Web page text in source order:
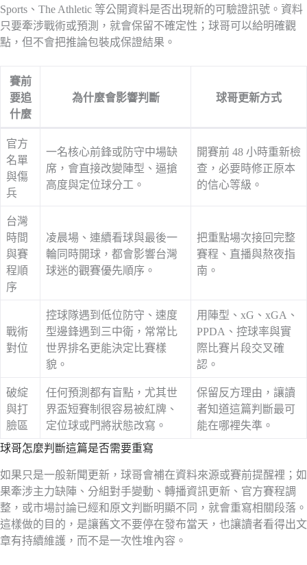
Sports、The Athletic 等公開資料是否出現新的可驗證訊號。資料
只要牽涉戰術或預測，就會保留不確定性；球哥可以給明確觀
點，但不會把推論包裝成保證結果。
賽前
要追
什麼
為什麼會影響判斷 球哥更新方式
官方
名單
與傷
兵
一名核心前鋒或防守中場缺
席，會直接改變陣型、逼搶
高度與定位球分工。
開賽前 48 小時重新檢
查，必要時修正原本
的信心等級。
台灣
時間
與賽
程順
序
凌晨場、連續看球與最後一
輪同時開球，都會影響台灣
球迷的觀賽優先順序。
把重點場次接回完整
賽程、直播與熬夜指
南。
戰術
對位
控球隊遇到低位防守、速度
型邊鋒遇到三中衛，常常比
世界排名更能決定比賽樣
貌。
用陣型、xG、xGA、
PPDA、控球率與實
際比賽片段交叉確
認。
破綻
與打
臉區
任何預測都有盲點，尤其世
界盃短賽制很容易被紅牌、
定位球或門將狀態改寫。
保留反方理由，讓讀
者知道這篇判斷最可
能在哪裡失準。
球哥怎麼判斷這篇是否需要重寫
如果只是一般新聞更新，球哥會補在資料來源或賽前提醒裡；如
果牽涉主力缺陣、分組對手變動、轉播資訊更新、官方賽程調
整，或市場討論已經和原文判斷明顯不同，就會重寫相關段落。
這樣做的目的，是讓舊文不要停在發布當天，也讓讀者看得出文
章有持續維護，而不是一次性堆內容。